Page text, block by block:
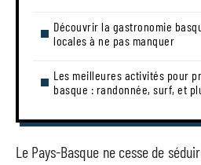
Découvrir la gastronomie
locales à ne pas manquer
Les meilleures activités pour
basque : randonnée, surf, et
Le Pays-Basque ne cesse de